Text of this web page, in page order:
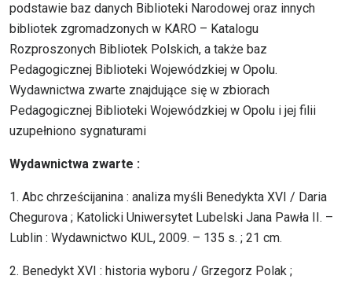
podstawie baz danych Biblioteki Narodowej oraz innych
bibliotek zgromadzonych w KARO – Katalogu
Rozproszonych Bibliotek Polskich, a także baz
Pedagogicznej Biblioteki Wojewódzkiej w Opolu.
Wydawnictwa zwarte znajdujące się w zbiorach
Pedagogicznej Biblioteki Wojewódzkiej w Opolu i jej filii
uzupełniono sygnaturami
Wydawnictwa zwarte :
1. Abc chrześcijanina : analiza myśli Benedykta XVI / Daria
Chegurova ; Katolicki Uniwersytet Lubelski Jana Pawła II. –
Lublin : Wydawnictwo KUL, 2009. – 135 s. ; 21 cm.
2. Benedykt XVI : historia wyboru / Grzegorz Polak ;